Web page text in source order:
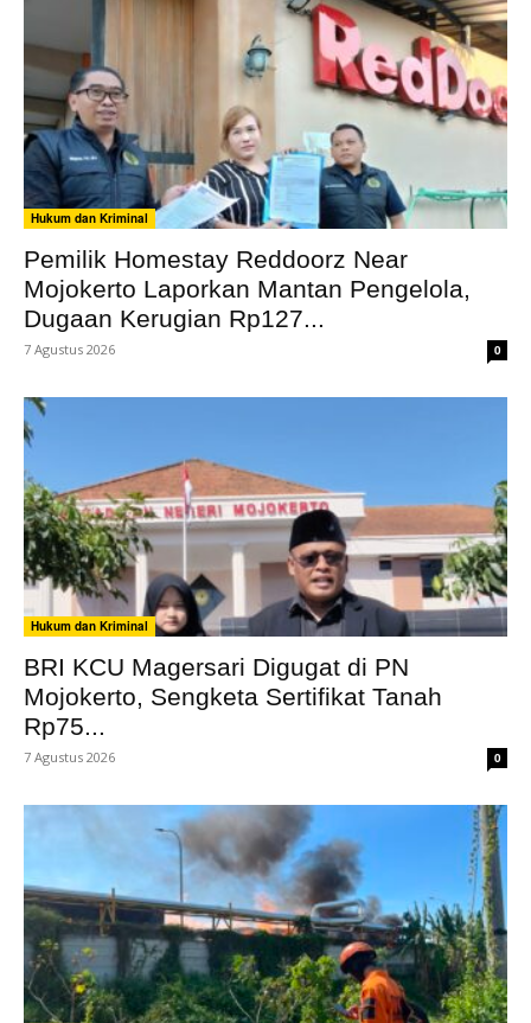
Hukum dan Kriminal
Pemilik Homestay Reddoorz Near
Mojokerto Laporkan Mantan Pengelola,
Dugaan Kerugian Rp127...
7 Agustus 2026 0
Hukum dan Kriminal
BRI KCU Magersari Digugat di PN
Mojokerto, Sengketa Sertifikat Tanah
Rp75...
7 Agustus 2026 0